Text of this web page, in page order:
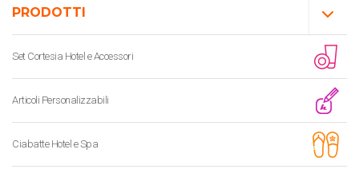
PRODOTTI
Set Cortesia Hotel e Accessori
Articoli Personalizzabili
Ciabatte Hotel e Spa